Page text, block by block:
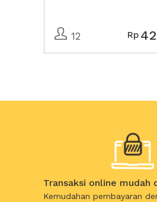
12 Rp
Transaksi online mudah
Kemudahan pembayaran